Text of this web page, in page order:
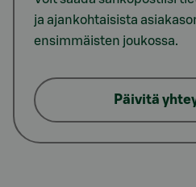
ja ajankohtaisista
ensimmäisten joukossa.
Päivitä